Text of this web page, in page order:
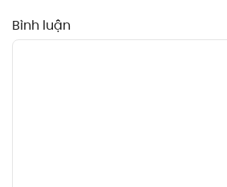
Bình luận